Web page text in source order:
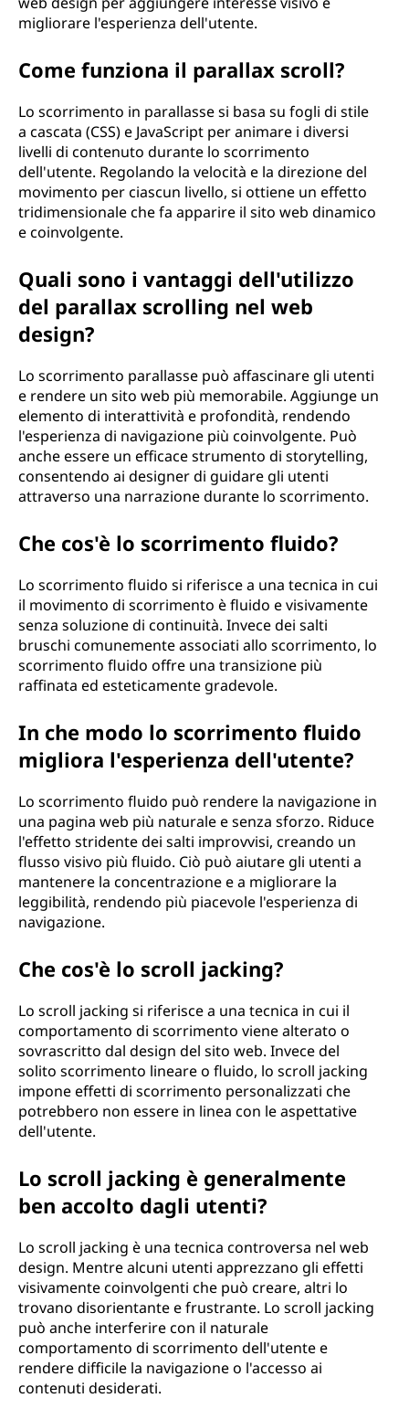
migliorare l'esperienza dell'utente.
Come funziona il parallax scroll?
Lo scorrimento in parallasse si basa su fogli di stile
a cascata (CSS) e JavaScript per animare i diversi
livelli di contenuto durante lo scorrimento
dell'utente. Regolando la velocità e la direzione del
movimento per ciascun livello, si ottiene un effetto
tridimensionale che fa apparire il sito web dinamico
e coinvolgente.
Quali sono i vantaggi dell'utilizzo
del parallax scrolling nel web
design?
Lo scorrimento parallasse può affascinare gli utenti
e rendere un sito web più memorabile. Aggiunge un
elemento di interattività e profondità, rendendo
l'esperienza di navigazione più coinvolgente. Può
anche essere un efficace strumento di storytelling,
consentendo ai designer di guidare gli utenti
attraverso una narrazione durante lo scorrimento.
Che cos'è lo scorrimento fluido?
Lo scorrimento fluido si riferisce a una tecnica in cui
il movimento di scorrimento è fluido e visivamente
senza soluzione di continuità. Invece dei salti
bruschi comunemente associati allo scorrimento, lo
scorrimento fluido offre una transizione più
raffinata ed esteticamente gradevole.
In che modo lo scorrimento fluido
migliora l'esperienza dell'utente?
Lo scorrimento fluido può rendere la navigazione in
una pagina web più naturale e senza sforzo. Riduce
l'effetto stridente dei salti improvvisi, creando un
flusso visivo più fluido. Ciò può aiutare gli utenti a
mantenere la concentrazione e a migliorare la
leggibilità, rendendo più piacevole l'esperienza di
navigazione.
Che cos'è lo scroll jacking?
Lo scroll jacking si riferisce a una tecnica in cui il
comportamento di scorrimento viene alterato o
sovrascritto dal design del sito web. Invece del
solito scorrimento lineare o fluido, lo scroll jacking
impone effetti di scorrimento personalizzati che
potrebbero non essere in linea con le aspettative
dell'utente.
Lo scroll jacking è generalmente
ben accolto dagli utenti?
Lo scroll jacking è una tecnica controversa nel web
design. Mentre alcuni utenti apprezzano gli effetti
visivamente coinvolgenti che può creare, altri lo
trovano disorientante e frustrante. Lo scroll jacking
può anche interferire con il naturale
comportamento di scorrimento dell'utente e
rendere difficile la navigazione o l'accesso ai
contenuti desiderati.